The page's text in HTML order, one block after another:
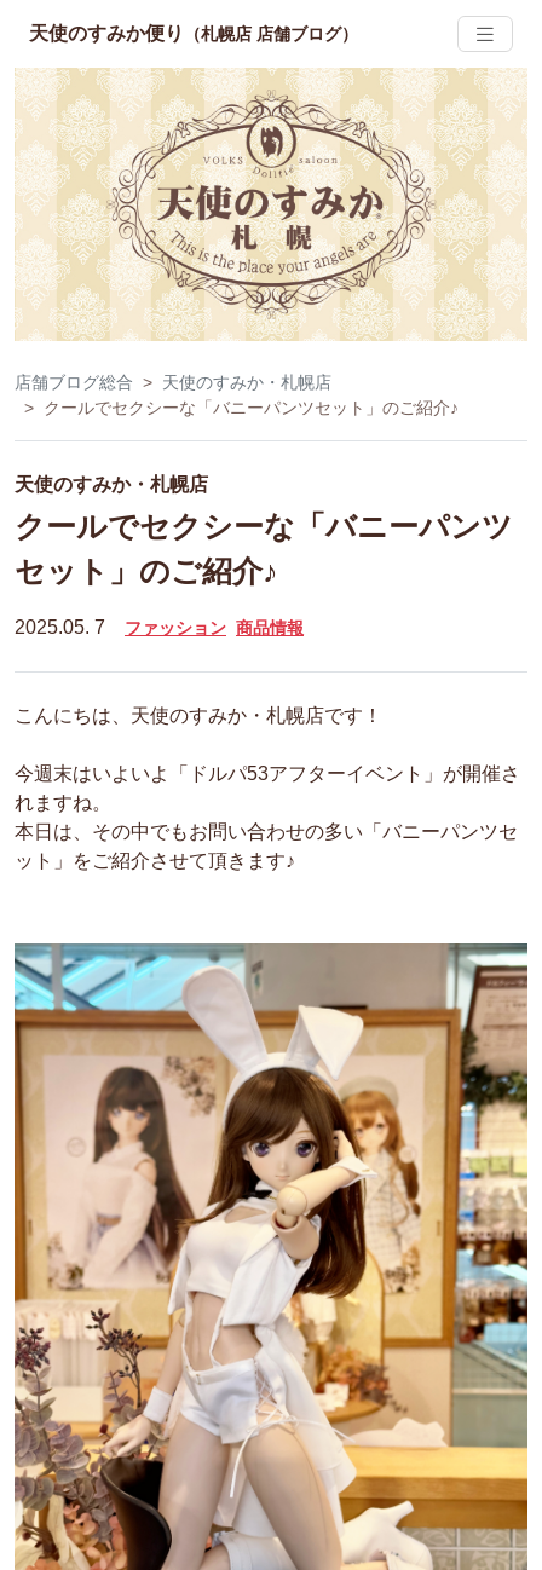
天使のすみか便り （札幌店 店舗ブログ）
店舗ブログ総合
天使のすみか・札幌店
クールでセクシーな「バニーパンツセット」のご紹介♪
天使のすみか・札幌店
クールでセクシーな「バニーパンツ
セット」のご紹介♪
2025.05. 7 ファッション 商品情報
こんにちは、天使のすみか・札幌店です！
今週末はいよいよ「ドルパ53アフターイベント」が開催さ
れますね。
本日は、その中でもお問い合わせの多い「バニーパンツセ
ット」をご紹介させて頂きます♪